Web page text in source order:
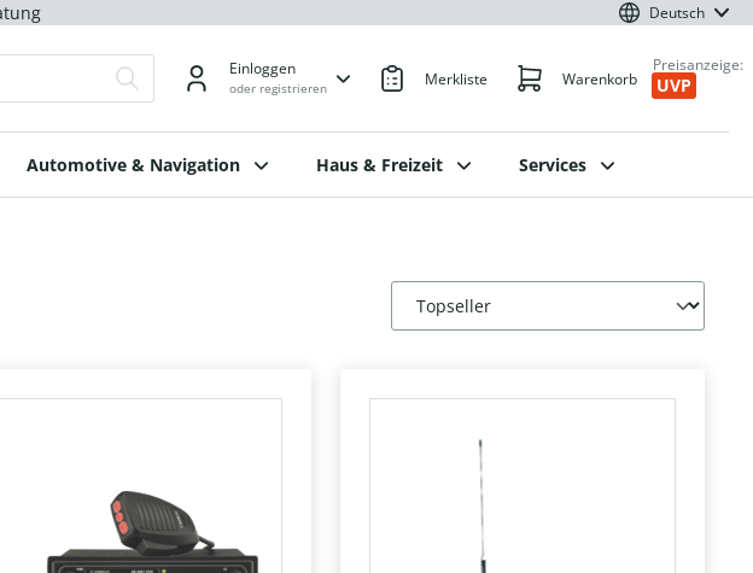
Deutsch
Einloggen
oder registrieren Merkliste Warenkorb
Preisanzeige:
UVP
Automotive & Navigation Haus & Freizeit Services